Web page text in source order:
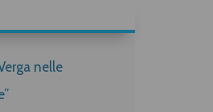
nelle